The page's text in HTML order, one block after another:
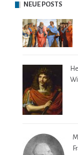
NEUE POSTS